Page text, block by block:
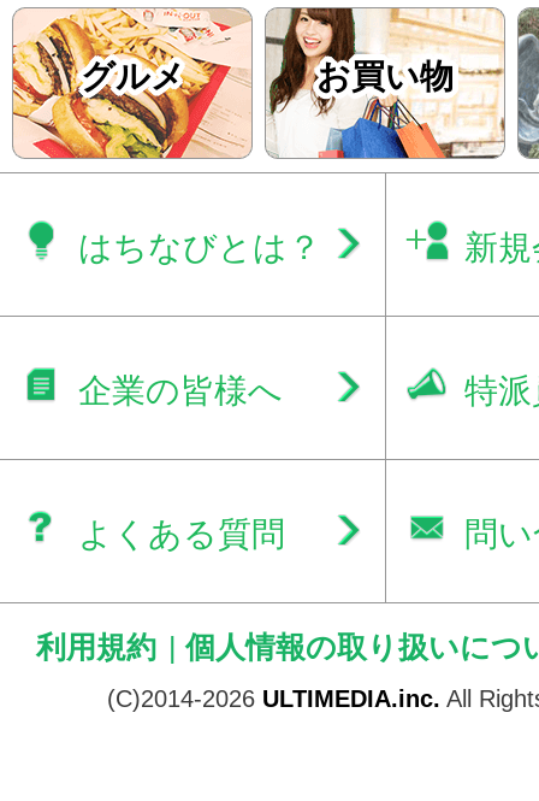
グルメ お買い物
はちなびとは？ 新
企業の皆様へ 特
よくある質問 問
利用規約 | 個人情報の取り扱いにつ
(C)2014-2026 ULTIMEDIA.inc. All